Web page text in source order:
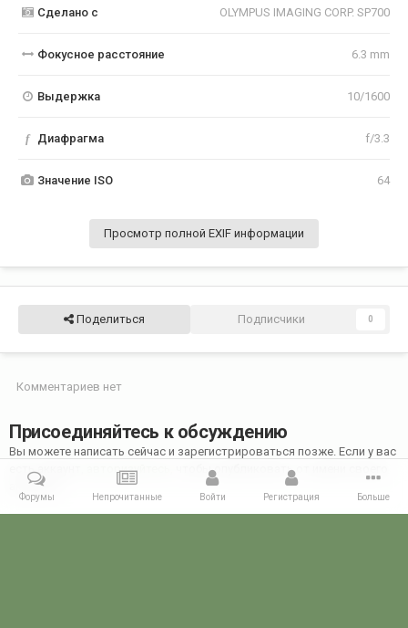
Сделано с OLYMPUS IMAGING CORP. SP700
Фокусное расстояние 6.3 mm
Выдержка 10/1600
f Диафрагма f/3.3
Значение ISO 64
Просмотр полной EXIF информации
Поделиться Подписчики 0
Комментариев нет
Присоединяйтесь к обсуждению
Вы можете написать сейчас и зарегистрироваться позже. Если у вас
есть аккаунт,
авторизуйтесь
, чтобы опубликовать от имени своего
аккаунта.
Форумы Непрочитанные Войти Регистрация Больше